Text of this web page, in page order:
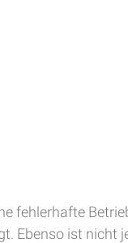
fehlerhafte
Ebenso ist nicht